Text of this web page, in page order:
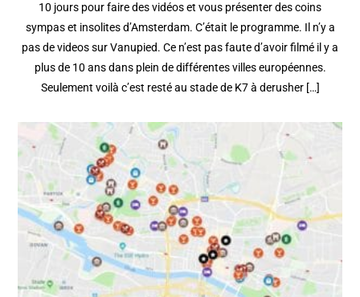
10 jours pour faire des vidéos et vous présenter des coins
sympas et insolites d’Amsterdam. C’était le programme. Il n’y a
pas de videos sur Vanupied. Ce n’est pas faute d’avoir filmé il y a
plus de 10 ans dans plein de différentes villes européennes.
Seulement voilà c’est resté au stade de K7 à derusher […]